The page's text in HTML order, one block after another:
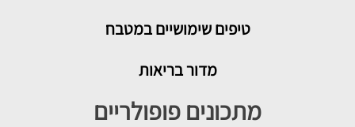
טיפים שימושיים במטבח
מדור בריאות
מתכונים פופולריים